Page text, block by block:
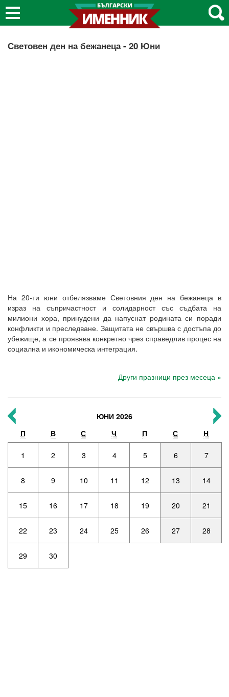
Световен ден на бежанеца - 20 Юни
На 20-ти юни отбелязваме Световния ден на бежанеца в
израз на съпричастност и солидарност със съдбата на
милиони хора, принудени да напуснат родината си поради
конфликти и преследване. Защитата не свършва с достъпа до
убежище, а се проявява конкретно чрез справедлив процес на
социална и икономическа интеграция.
Други празници през месеца »
ЮНИ 2026
П
В С Ч П С Н
1 2 3 4 5 6 7
8 9 10 11 12 13 14
15 16 17 18 19 20 21
22 23 24 25 26 27 28
29 30